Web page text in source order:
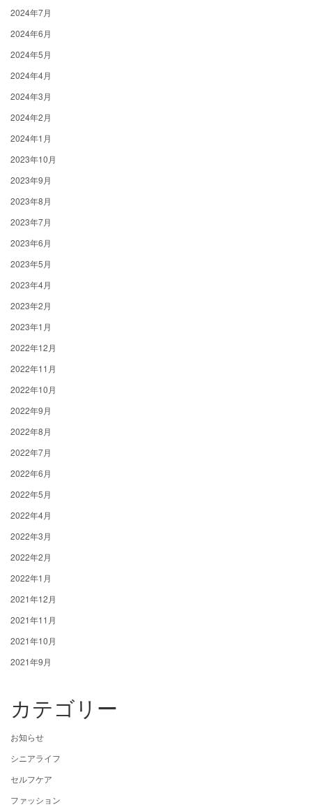
2024年7月
2024年6月
2024年5月
2024年4月
2024年3月
2024年2月
2024年1月
2023年10月
2023年9月
2023年8月
2023年7月
2023年6月
2023年5月
2023年4月
2023年2月
2023年1月
2022年12月
2022年11月
2022年10月
2022年9月
2022年8月
2022年7月
2022年6月
2022年5月
2022年4月
2022年3月
2022年2月
2022年1月
2021年12月
2021年11月
2021年10月
2021年9月
カテゴリー
お知らせ
シニアライフ
セルフケア
ファッション